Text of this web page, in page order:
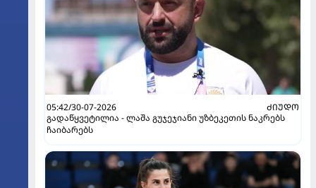
05:42/30-07-2026
ᲫᲘᲣᲓᲝ
გადაწყვეტილია - ლაშა გუჯეჯიანი უზბეკეთის ნაკრებს
ჩაიბარებს